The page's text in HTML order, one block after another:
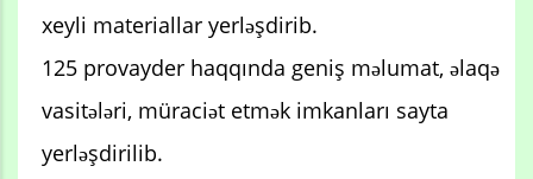
xeyli materiallar yerləşdirib.
125 provayder haqqında geniş məlumat, əlaqə
vasitələri, müraciət etmək imkanları sayta
yerləşdirilib.